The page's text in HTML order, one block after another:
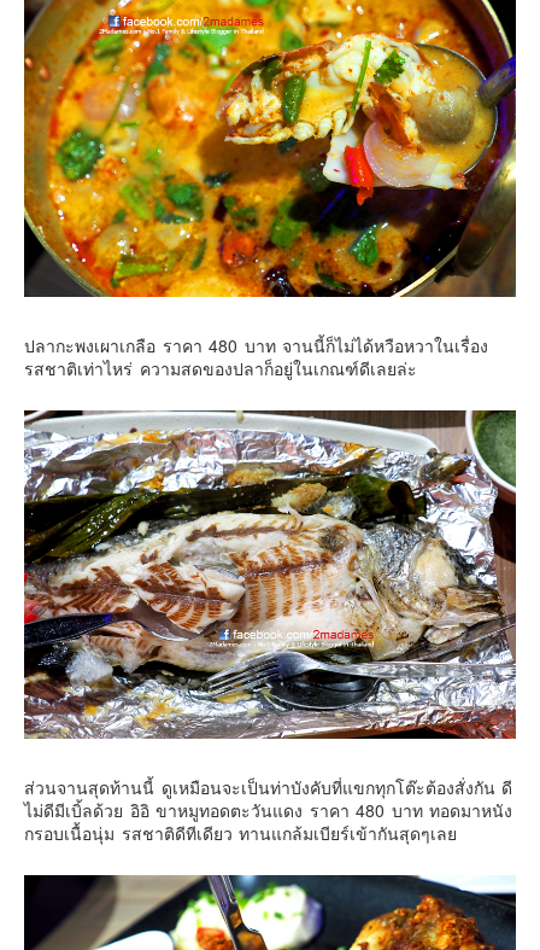
ปลากะพงเผาเกลือ ราคา 480 บาท จานนี้ก็ไม่ได้หวือหวาในเรื่อง
รสชาติเท่าไหร่ ความสดของปลาก็อยู่ในเกณฑ์ดีเลยล่ะ
ส่วนจานสุดท้านนี้ ดูเหมือนจะเป็นท่าบังคับที่แขกทุกโต๊ะต้องสั่งกัน ดี
ไม่ดีมีเบิ้ลด้วย อิอิ ขาหมูทอดตะวันแดง ราคา 480 บาท ทอดมาหนัง
กรอบเนื้อนุ่ม รสชาติดีทีเดียว ทานแกล้มเบียร์เข้ากันสุดๆเลย